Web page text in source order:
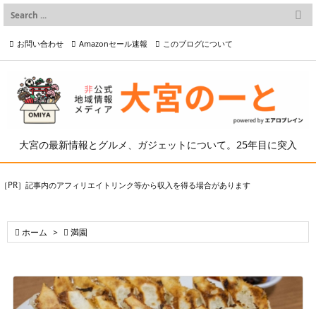
大宮の最新情報とグルメ、ガジェットについて。25年目に突入

メニュー

検索
お問い合わせ Amazonセール速報 このブログについて
プライバシーポリシー等
［PR］記事内のアフィリエイトリンク等から収入を得る場合があります
 ホーム >  満園